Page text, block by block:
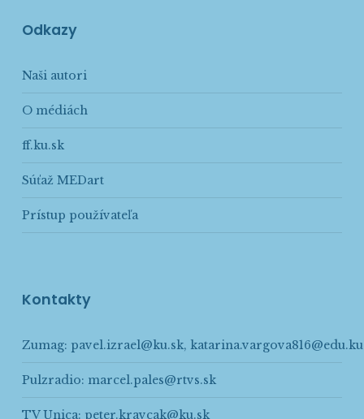
Odkazy
Naši autori
O médiách
ff.ku.sk
Súťaž MEDart
Prístup používateľa
Kontakty
Zumag: pavel.izrael@ku.sk,
Pulzradio: marcel.pales@rtvs.sk
TV Unica: peter.kravcak@ku.sk